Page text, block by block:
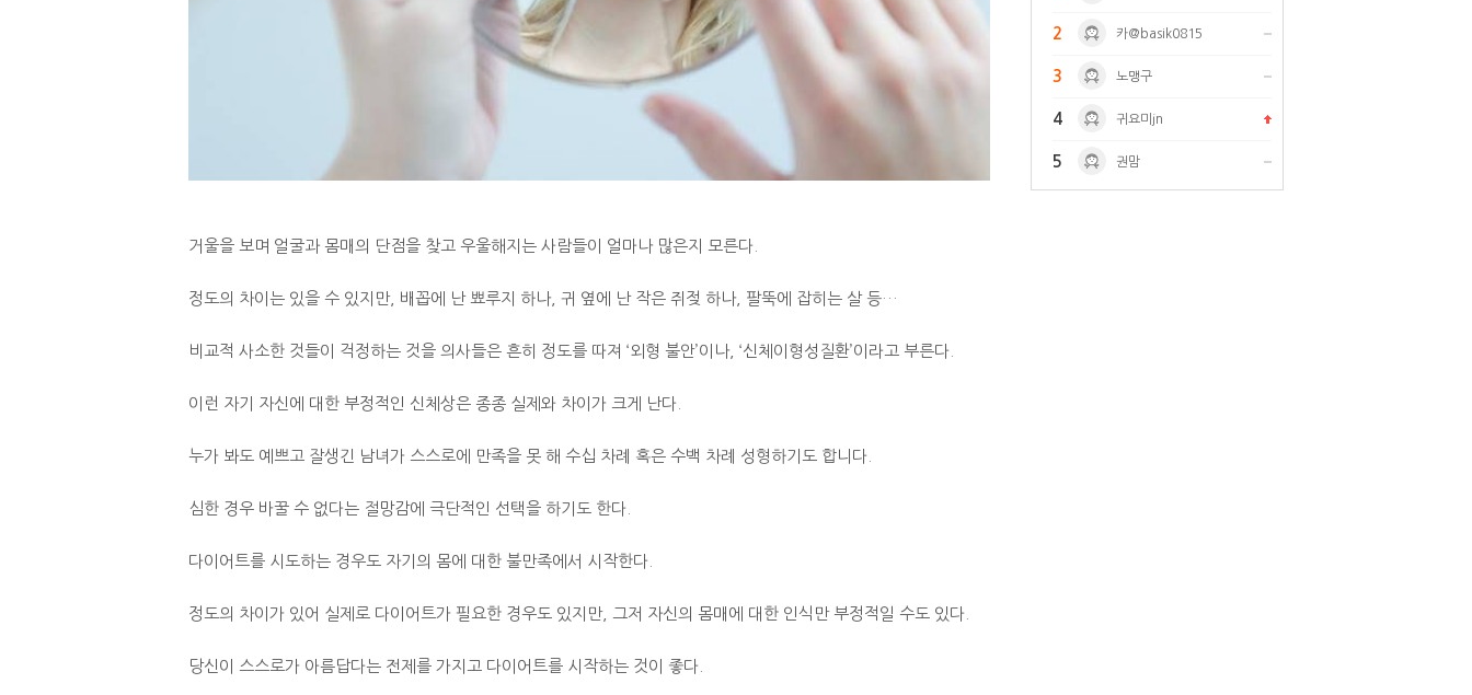
거울을 보며 얼굴과 몸매의 단점을 찾고 우울해지는 사람들이 얼마나 많은지 모른다.
정도의 차이는 있을 수 있지만, 배꼽에 난 뾰루지 하나, 귀 옆에 난 작은 쥐젖 하나, 팔뚝에 잡히는 살 등…
비교적 사소한 것들이 걱정하는 것을 의사들은 흔히 정도를 따져 ‘외형 불안’이나, ‘신체이형성질환’이라고 부른다.
이런 자기 자신에 대한 부정적인 신체상은 종종 실제와 차이가 크게 난다.
누가 봐도 예쁘고 잘생긴 남녀가 스스로에 만족을 못 해 수십 차례 혹은 수백 차례 성형하기도 합니다.
심한 경우 바꿀 수 없다는 절망감에 극단적인 선택을 하기도 한다.
다이어트를 시도하는 경우도 자기의 몸에 대한 불만족에서 시작한다.
정도의 차이가 있어 실제로 다이어트가 필요한 경우도 있지만, 그저 자신의 몸매에 대한 인식만 부정적일 수도 있다.
당신이 스스로가 아름답다는 전제를 가지고 다이어트를 시작하는 것이 좋다.
2 카@basik0815
3 노맹구
4 귀요미jn
5 권맘